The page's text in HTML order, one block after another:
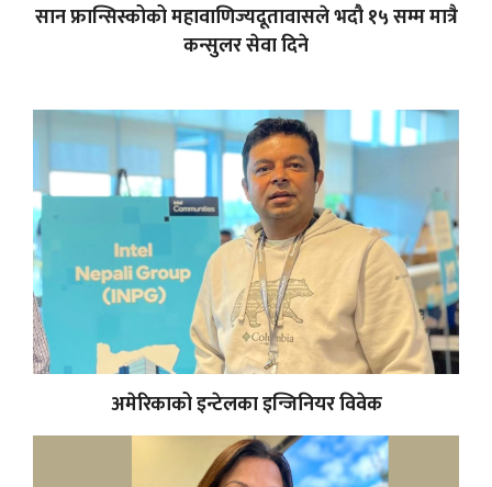
सान फ्रान्सिस्कोको महावाणिज्यदूतावासले भदौ १५ सम्म मात्रै
कन्सुलर सेवा दिने
अमेरिकाको इन्टेलका इन्जिनियर विवेक